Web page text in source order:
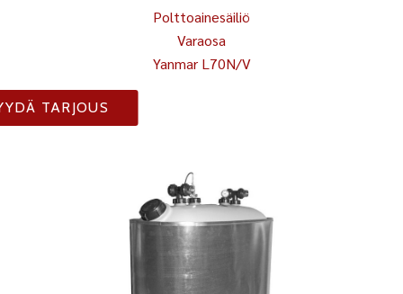
Polttoainesäiliö
Varaosa
Yanmar L70N/V
TARJOUS